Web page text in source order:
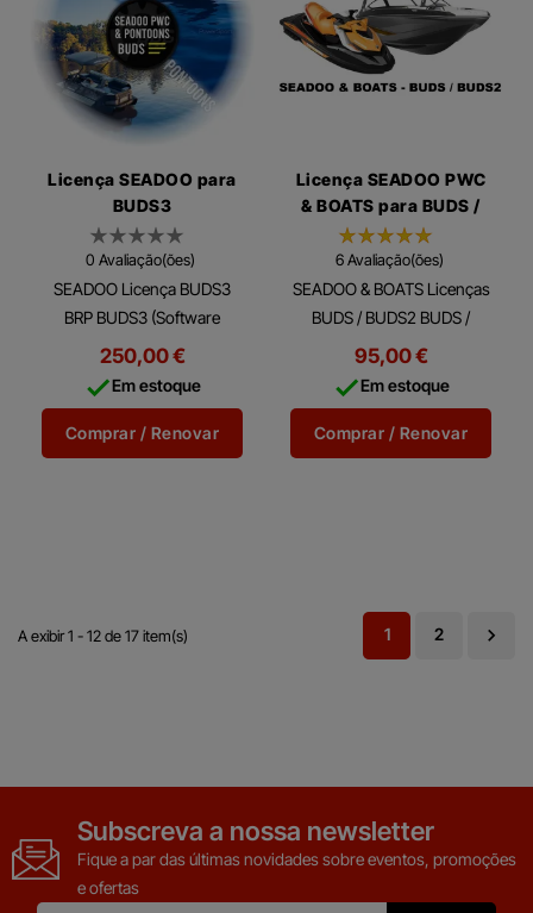
Licença SEADOO para
BUDS3
0 Avaliação(ões)
SEADOO Licença BUDS3
BRP BUDS3 (Software
Utilitário e de Diagnóstico
BRP) é um software de
diagnóstico multilíngue
completo que permite
acesso aos...
250,00 €
Em estoque
Comprar / Renovar
Licença SEADOO PWC
& BOATS para BUDS /
BUDS2
6 Avaliação(ões)
SEADOO & BOATS Licenças
BUDS / BUDS2 BUDS /
BUDS2 ( Software BRP
Utilitário e de Diagnóstico) é
um software multi-idioma
de diagnóstico que lhe...
95,00 €
Em estoque
Comprar / Renovar
A exibir 1 - 12 de 17 item(s) 1 2 
Subscreva a nossa newsletter
Fique a par das últimas novidades sobre eventos, promoções
e ofertas